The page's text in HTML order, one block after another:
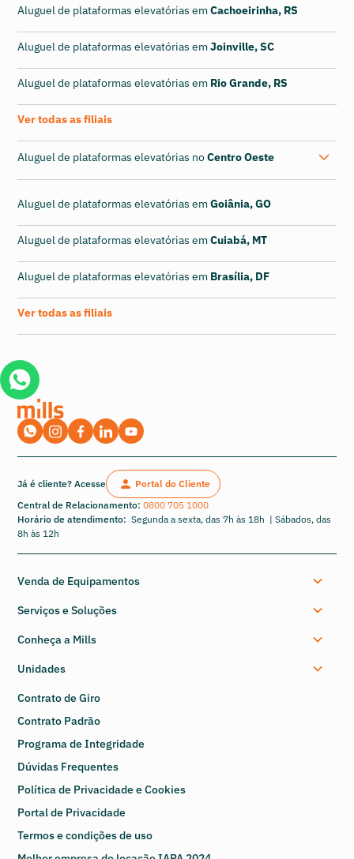
Aluguel de plataformas elevatórias emCachoeirinha, RS
Aluguel de plataformas elevatórias emJoinville, SC
Aluguel de plataformas elevatórias em Rio Grande, RS
Ver todas as filiais
Aluguel de plataformas elevatórias noCentro Oeste
Aluguel de plataformas elevatórias emGoiânia, GO
Aluguel de plataformas elevatórias emCuiabá, MT
Aluguel de plataformas elevatórias em Brasília, DF
Ver todas as filiais
Já é cliente? Acesse
Portal do Cliente
Central de Relacionamento:0800 705 1000
Horário de atendimento:Segunda a sexta, das 7h às 18h | Sábados, das
8h às 12h
Venda de Equipamentos
Serviços e Soluções
Conheça a Mills
Unidades
Contrato de Giro
Contrato Padrão
Programa de Integridade
Dúvidas Frequentes
Política de Privacidade e Cookies
Portal de Privacidade
Termos e condições de uso